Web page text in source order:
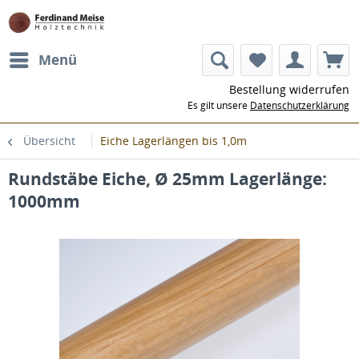
Menü
Bestellung widerrufen
Es gilt unsere Datenschutzerklärung
Übersicht Eiche Lagerlängen bis 1,0m
Rundstäbe Eiche, Ø 25mm Lagerlänge:
1000mm